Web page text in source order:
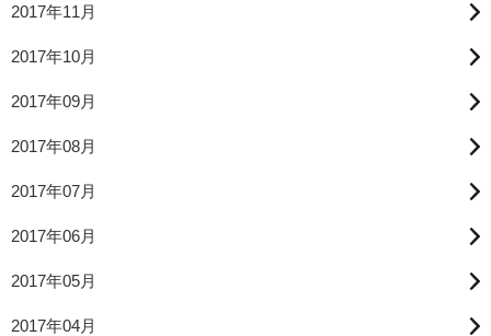
2017年11月
2017年10月
2017年09月
2017年08月
2017年07月
2017年06月
2017年05月
2017年04月